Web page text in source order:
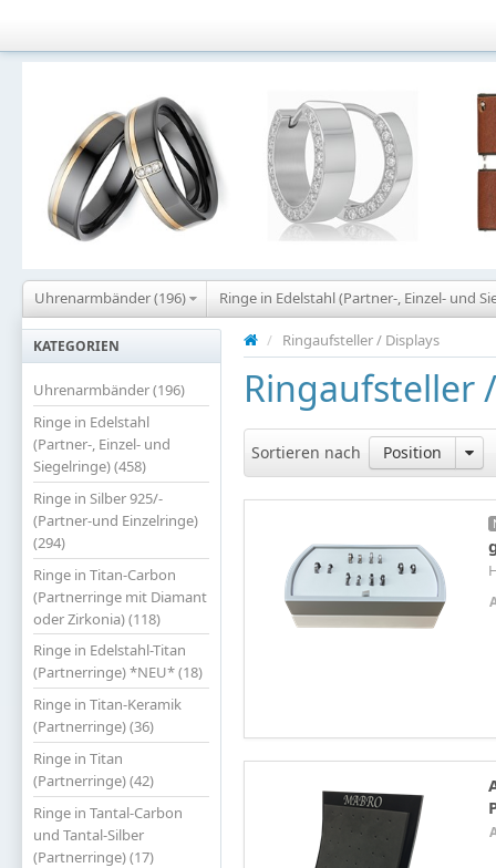
Uhrenarmbänder (196) Ringe in Edelstahl (Partner-, Einzel- und
KATEGORIEN
Uhrenarmbänder (196)
Ringe in Edelstahl
(Partner-, Einzel- und
Siegelringe) (458)
Ringe in Silber 925/-
(Partner-und Einzelringe)
(294)
Ringe in Titan-Carbon
(Partnerringe mit Diamant
oder Zirkonia) (118)
Ringe in Edelstahl-Titan
(Partnerringe) *NEU* (18)
Ringe in Titan-Keramik
(Partnerringe) (36)
Ringe in Titan
(Partnerringe) (42)
Ringe in Tantal-Carbon
und Tantal-Silber
(Partnerringe) (17)
/ Ringaufsteller / Displays
Ringaufsteller
Sortieren nach Position